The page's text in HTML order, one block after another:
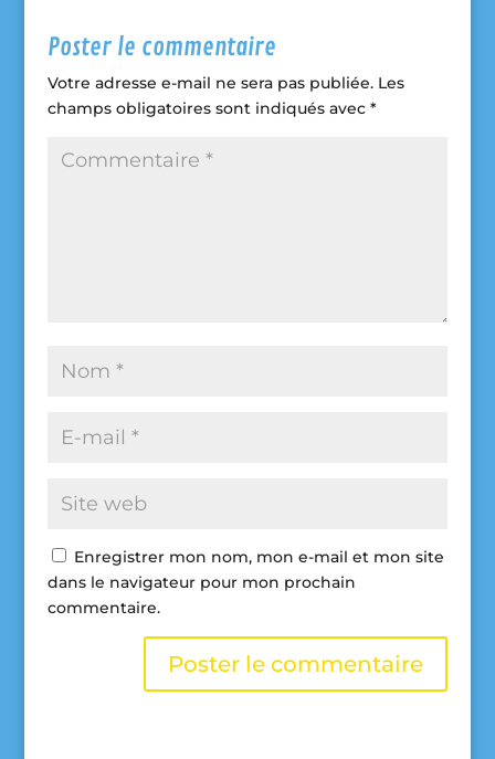
Poster le commentaire
Votre adresse e-mail ne sera pas publiée. Les
champs obligatoires sont indiqués avec *
Enregistrer mon nom, mon e-mail et mon site
dans le navigateur pour mon prochain
commentaire.